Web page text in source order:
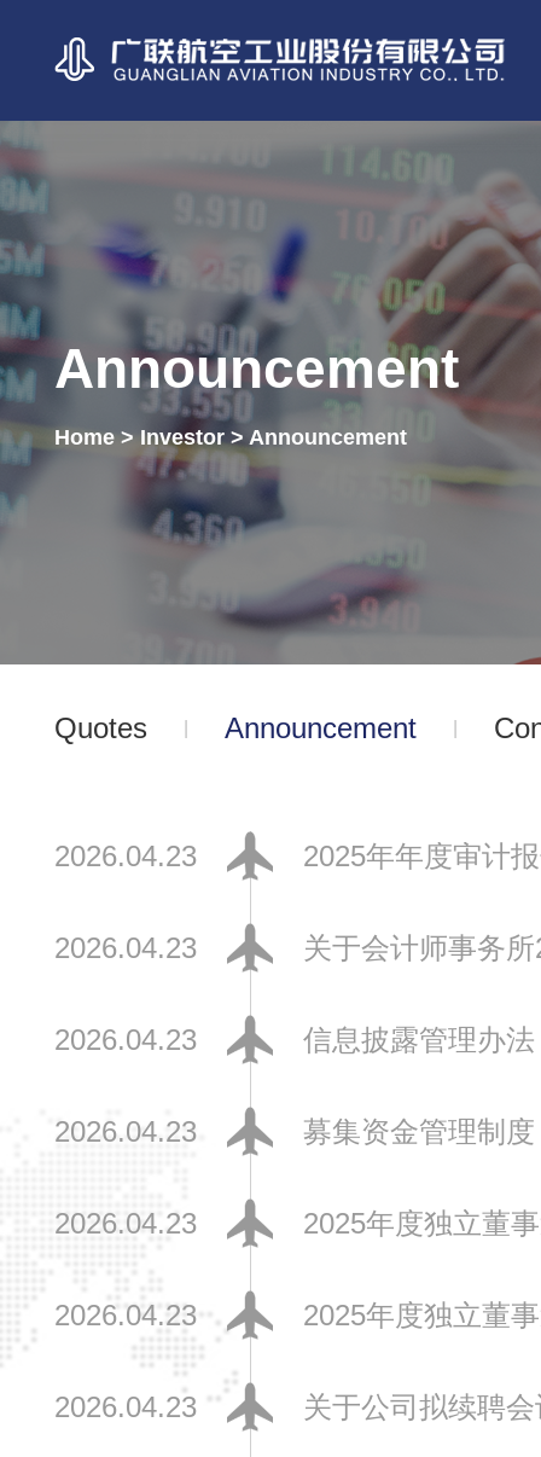
Announcement
Home > Investor > Announcement
Quotes Announcement
2026.04.23 2025年年度审计
2026.04.23 关于会计师事务
2026.04.23 信息披露管理办法
2026.04.23 募集资金管理制度
2026.04.23 2025年度独立董
2026.04.23 2025年度独立董
2026.04.23 关于公司拟续聘